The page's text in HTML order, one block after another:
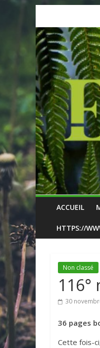
content
ACCUEIL
HTTPS://
Non classé
30
36 pages
Cette fois-